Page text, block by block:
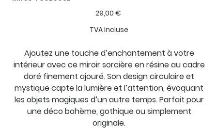
Prix
29,00 €
TVA Incluse
Ajoutez une touche d’enchantement à votre
intérieur avec ce miroir sorcière en résine au cadre
doré finement ajouré. Son design circulaire et
mystique capte la lumière et l’attention, évoquant
les objets magiques d’un autre temps. Parfait pour
une déco bohème, gothique ou simplement
originale.